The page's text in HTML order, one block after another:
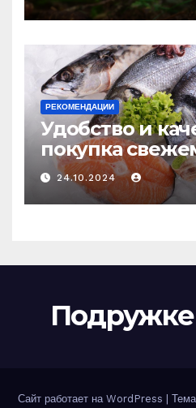
РЕКОМЕНДАЦИИ
Удобство и
покупка
рыбы онлайн
24.10.2024
Сайт работает на WordPress |